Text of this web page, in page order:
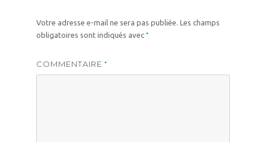
Votre adresse e-mail ne sera pas publiée. Les champs
obligatoires sont indiqués avec *
COMMENTAIRE *